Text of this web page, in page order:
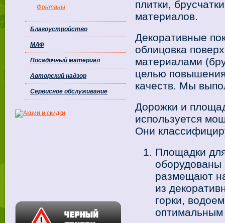
плитки,
материалов.
Декоративные
облицовка
материалами
целью
качеств. Мы
Дорожки и
используется
Они
Площадки
оборудованы
размещают
из
горки,
оптимальным
Фонтаны
Благоустройство
МАФ
Посадочный материал
Авторский надзор
Сервисное обслуживание